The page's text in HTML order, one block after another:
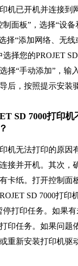
机已开机并连接到
面板”，选择“设备
择“添加网络、无线
择您的PROJET
择“手动添加”，输
后，按照提示安装
SD 7000打印
机无法打印的原因
接并开机。其次，
卡纸。打开控制面
SD 7000打印
停打印任务。如果
印任务。如果问题
重新安装打印机驱